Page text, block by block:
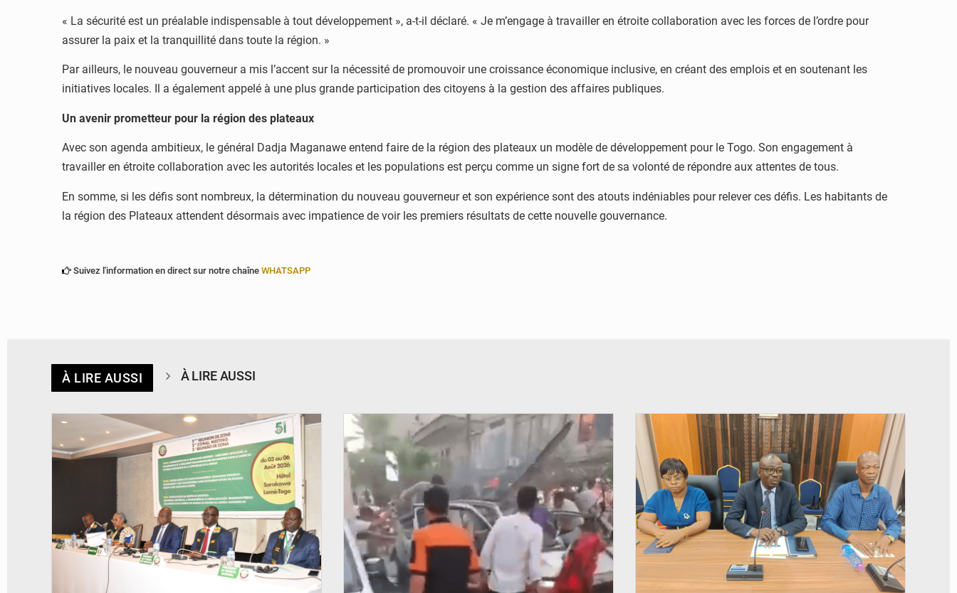
« La sécurité est un préalable indispensable à tout développement », a-t-il déclaré. « Je m’engage à travailler en étroite collaboration avec les forces de l’ordre pour
assurer la paix et la tranquillité dans toute la région. »
Par ailleurs, le nouveau gouverneur a mis l’accent sur la nécessité de promouvoir une croissance économique inclusive, en créant des emplois et en soutenant les
initiatives locales. Il a également appelé à une plus grande participation des citoyens à la gestion des affaires publiques.
Un avenir prometteur pour la région des plateaux
Avec son agenda ambitieux, le général Dadja Maganawe entend faire de la région des plateaux un modèle de développement pour le Togo. Son engagement à
travailler en étroite collaboration avec les autorités locales et les populations est perçu comme un signe fort de sa volonté de répondre aux attentes de tous.
En somme, si les défis sont nombreux, la détermination du nouveau gouverneur et son expérience sont des atouts indéniables pour relever ces défis. Les habitants de
la région des Plateaux attendent désormais avec impatience de voir les premiers résultats de cette nouvelle gouvernance.
Suivez l'information en direct sur notre chaîne WHATSAPP
À LIRE AUSSI À LIRE AUSSI